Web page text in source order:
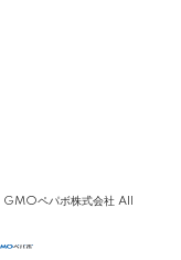
GMOペパボ株式会社 All